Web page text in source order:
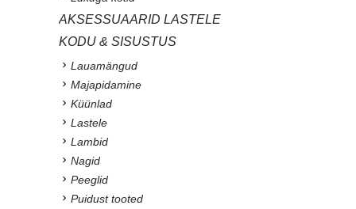
AKSESSUAARID LASTELE
KODU & SISUSTUS
Lauamängud
Majapidamine
Küünlad
Lastele
Lambid
Nagid
Peeglid
Puidust tooted